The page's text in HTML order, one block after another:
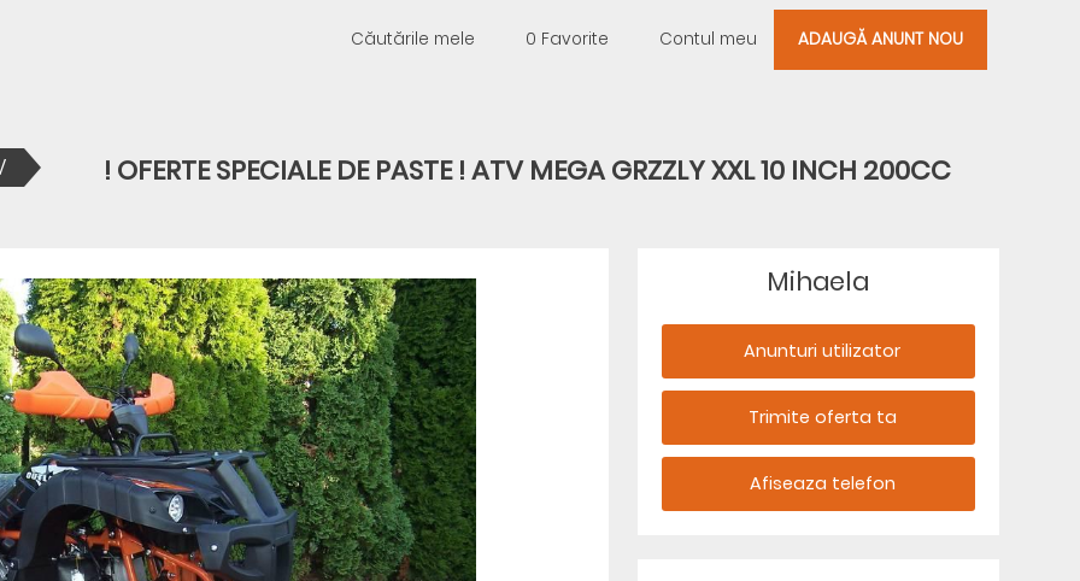
Căutările mele 0 Favorite Contul meu ADAUGĂ ANUNT NOU
! OFERTE SPECIALE DE PASTE ! ATV MEGA GRZZLY XXL 10 INCH 200CC
Mihaela
Anunturi utilizator
Trimite oferta ta
Afiseaza telefon